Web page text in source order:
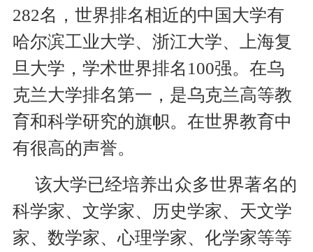
282名，世界排名相近的中国大学有
哈尔滨工业大学、浙江大学、上海复
旦大学，学术世界排名100强。在乌
克兰大学排名第一，是乌克兰高等教
育和科学研究的旗帜。在世界教育中
有很高的声誉。
该大学已经培养出众多世界著名的
科学家、文学家、历史学家、天文学
家、数学家、心理学家、化学家等等